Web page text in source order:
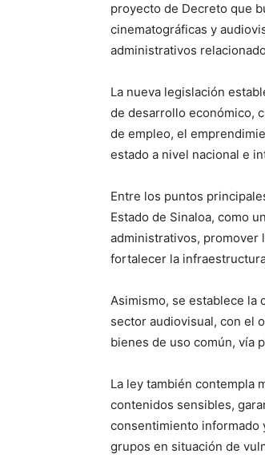
proyecto de Decreto que
cinematográficas y
administrativos
La nueva legislación
de desarrollo económico,
de empleo, el
estado a nivel nacional e
Entre los puntos
Estado de Sinaloa, como
administrativos, promover
fortalecer la
Asimismo, se establece la
sector audiovisual, con el
bienes de uso común, vía
La ley también contempla
contenidos sensibles,
consentimiento informado
grupos en situación de